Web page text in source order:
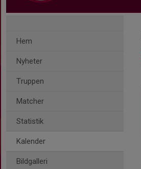
Hem
Nyheter
Truppen
Matcher
Statistik
Kalender
Bildgalleri